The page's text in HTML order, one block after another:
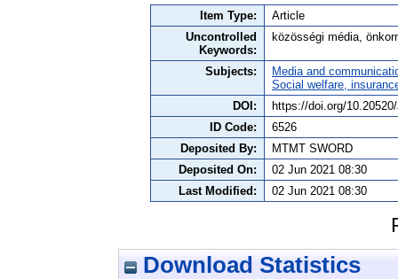
Item Type:
Article
Uncontrolled
Keywords:
közösségi média,
Subjects:
Media and
Social welfare,
DOI:
https://doi.org/
ID Code:
6526
Deposited By:
MTMT SWORD
Deposited On:
02 Jun 2021 08:30
Last Modified:
02 Jun 2021 08:30
Download Statistics